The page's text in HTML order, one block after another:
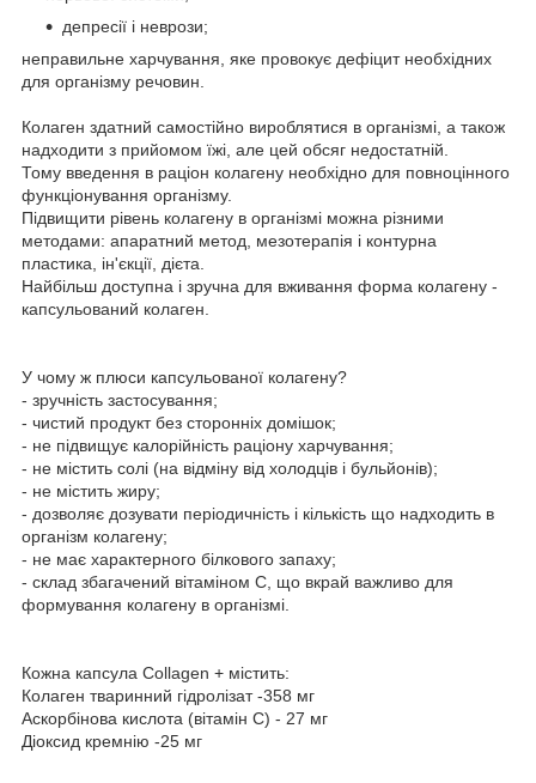
депресії і неврози;
неправильне харчування, яке провокує дефіцит необхідних
для організму речовин.
Колаген здатний самостійно вироблятися в організмі, а також
надходити з прийомом їжі, але цей обсяг недостатній.
Тому введення в раціон колагену необхідно для повноцінного
функціонування організму.
Підвищити рівень колагену в організмі можна різними
методами: апаратний метод, мезотерапія і контурна
пластика, ін'єкції, дієта.
Найбільш доступна і зручна для вживання форма колагену -
капсульований колаген.
У чому ж плюси капсульованої колагену?
- зручність застосування;
- чистий продукт без сторонніх домішок;
- не підвищує калорійність раціону харчування;
- не містить солі (на відміну від холодців і бульйонів);
- не містить жиру;
- дозволяє дозувати періодичність і кількість що надходить в
організм колагену;
- не має характерного білкового запаху;
- склад збагачений вітаміном С, що вкрай важливо для
формування колагену в організмі.
Кожна капсула Collagen + містить:
Колаген тваринний гідролізат -358 мг
Аскорбінова кислота (вітамін С) - 27 мг
Діоксид кремнію -25 мг